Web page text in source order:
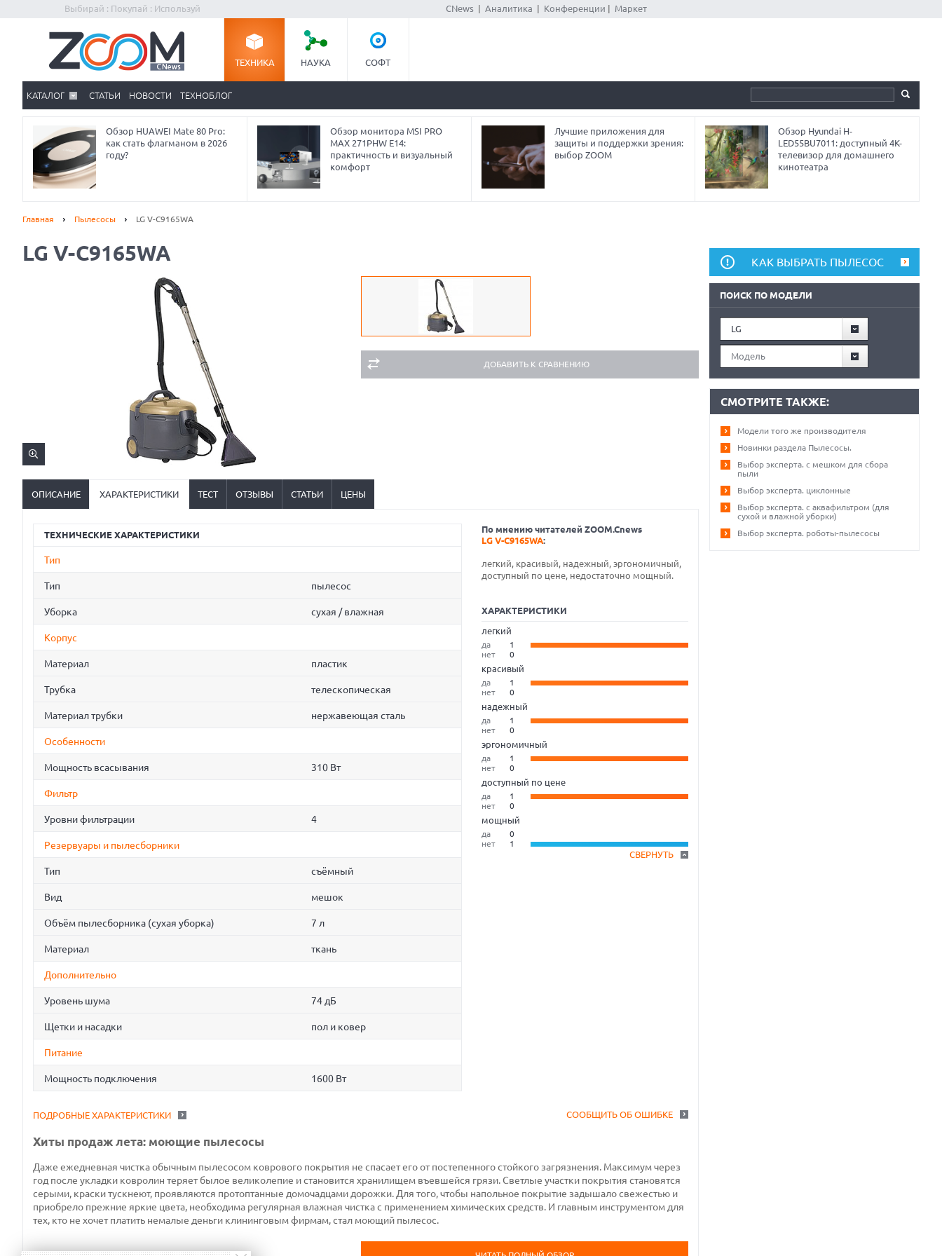
Выбирай : Покупай : Используй CNews| Аналитика Конференции Маркет
ТЕХНИКА НАУКА СОФТ
КАТАЛОГ СТАТЬИ НОВОСТИ ТЕХНОБЛОГ
Обзор HUAWEI Mate 80 Pro:
как стать флагманом в 2026
году?
Обзор монитора MSI PRO
MAX 271PHW E14:
практичность и визуальный
комфорт
Лучшие приложения для
защиты и поддержки зрения:
выбор ZOOM
Обзор Hyundai H-
LED55BU7011: доступный 4K-
телевизор для домашнего
кинотеатра
Главная Пылесосы LG V-C9165WA
LG V-C9165WA
ДОБАВИТЬ К СРАВНЕНИЮ
ОПИСАНИЕ ХАРАКТЕРИСТИКИ ТЕСТ ОТЗЫВЫ СТАТЬИ ЦЕНЫ
По мнению читателей ZOOM.Cnews
LG V-C9165WA:
легкий, красивый, надежный, эргономичный,
доступный по цене, недостаточно мощный.
ХАРАКТЕРИСТИКИ
легкий
да
1
нет
0
красивый
да
1
нет
0
надежный
да
1
нет
0
эргономичный
да
1
нет
0
доступный по цене
да
1
нет
0
мощный
да
0
нет
1
СВЕРНУТЬ
ТЕХНИЧЕСКИЕ ХАРАКТЕРИСТИКИ
Тип
Тип пылесос
Уборка сухая / влажная
Корпус
Материал пластик
Трубка телескопическая
Материал трубки нержавеющая сталь
Особенности
Мощность всасывания 310 Вт
Фильтр
Уровни фильтрации 4
Резервуары и пылесборники
Тип съёмный
Вид мешок
Объём пылесборника (сухая уборка) 7 л
Материал ткань
Дополнительно
Уровень шума 74 дБ
Щетки и насадки пол и ковер
Питание
Мощность подключения 1600 Вт
СООБЩИТЬ ОБ ОШИБКЕ
ПОДРОБНЫЕ ХАРАКТЕРИСТИКИ
Хиты продаж лета: моющие пылесосы
Даже ежедневная чистка обычным пылесосом коврового покрытия не спасает его от постепенного стойкого загрязнения. Максимум через
год после укладки ковролин теряет былое великолепие и становится хранилищем въевшейся грязи. Светлые участки покрытия становятся
серыми, краски тускнеют, проявляются протоптанные домочадцами дорожки. Для того, чтобы напольное покрытие задышало свежестью и
приобрело прежние яркие цвета, необходима регулярная влажная чистка с применением химических средств. И главным инструментом для
тех, кто не хочет платить немалые деньги клининговым фирмам, стал моющий пылесос.
КАК ВЫБРАТЬ ПЫЛЕСОС
ПОИСК ПО МОДЕЛИ
LG
Модель
СМОТРИТЕ ТАКЖЕ:
Модели того же производителя
Новинки раздела Пылесосы.
Выбор эксперта. с мешком для сбора
пыли
Выбор эксперта. циклонные
Выбор эксперта. с аквафильтром (для
сухой и влажной уборки)
Выбор эксперта. роботы-пылесосы